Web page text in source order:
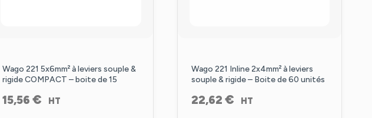
Wago 221 5x6mm² à leviers souple &
rigide COMPACT – boite de 15
15,56 € HT
Wago 221 Inline 2x4mm² à leviers
souple & rigide – Boite de 60 unités
22,62 € HT